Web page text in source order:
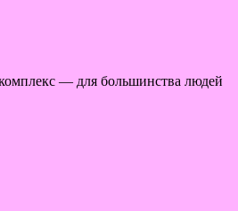
— для большинства людей